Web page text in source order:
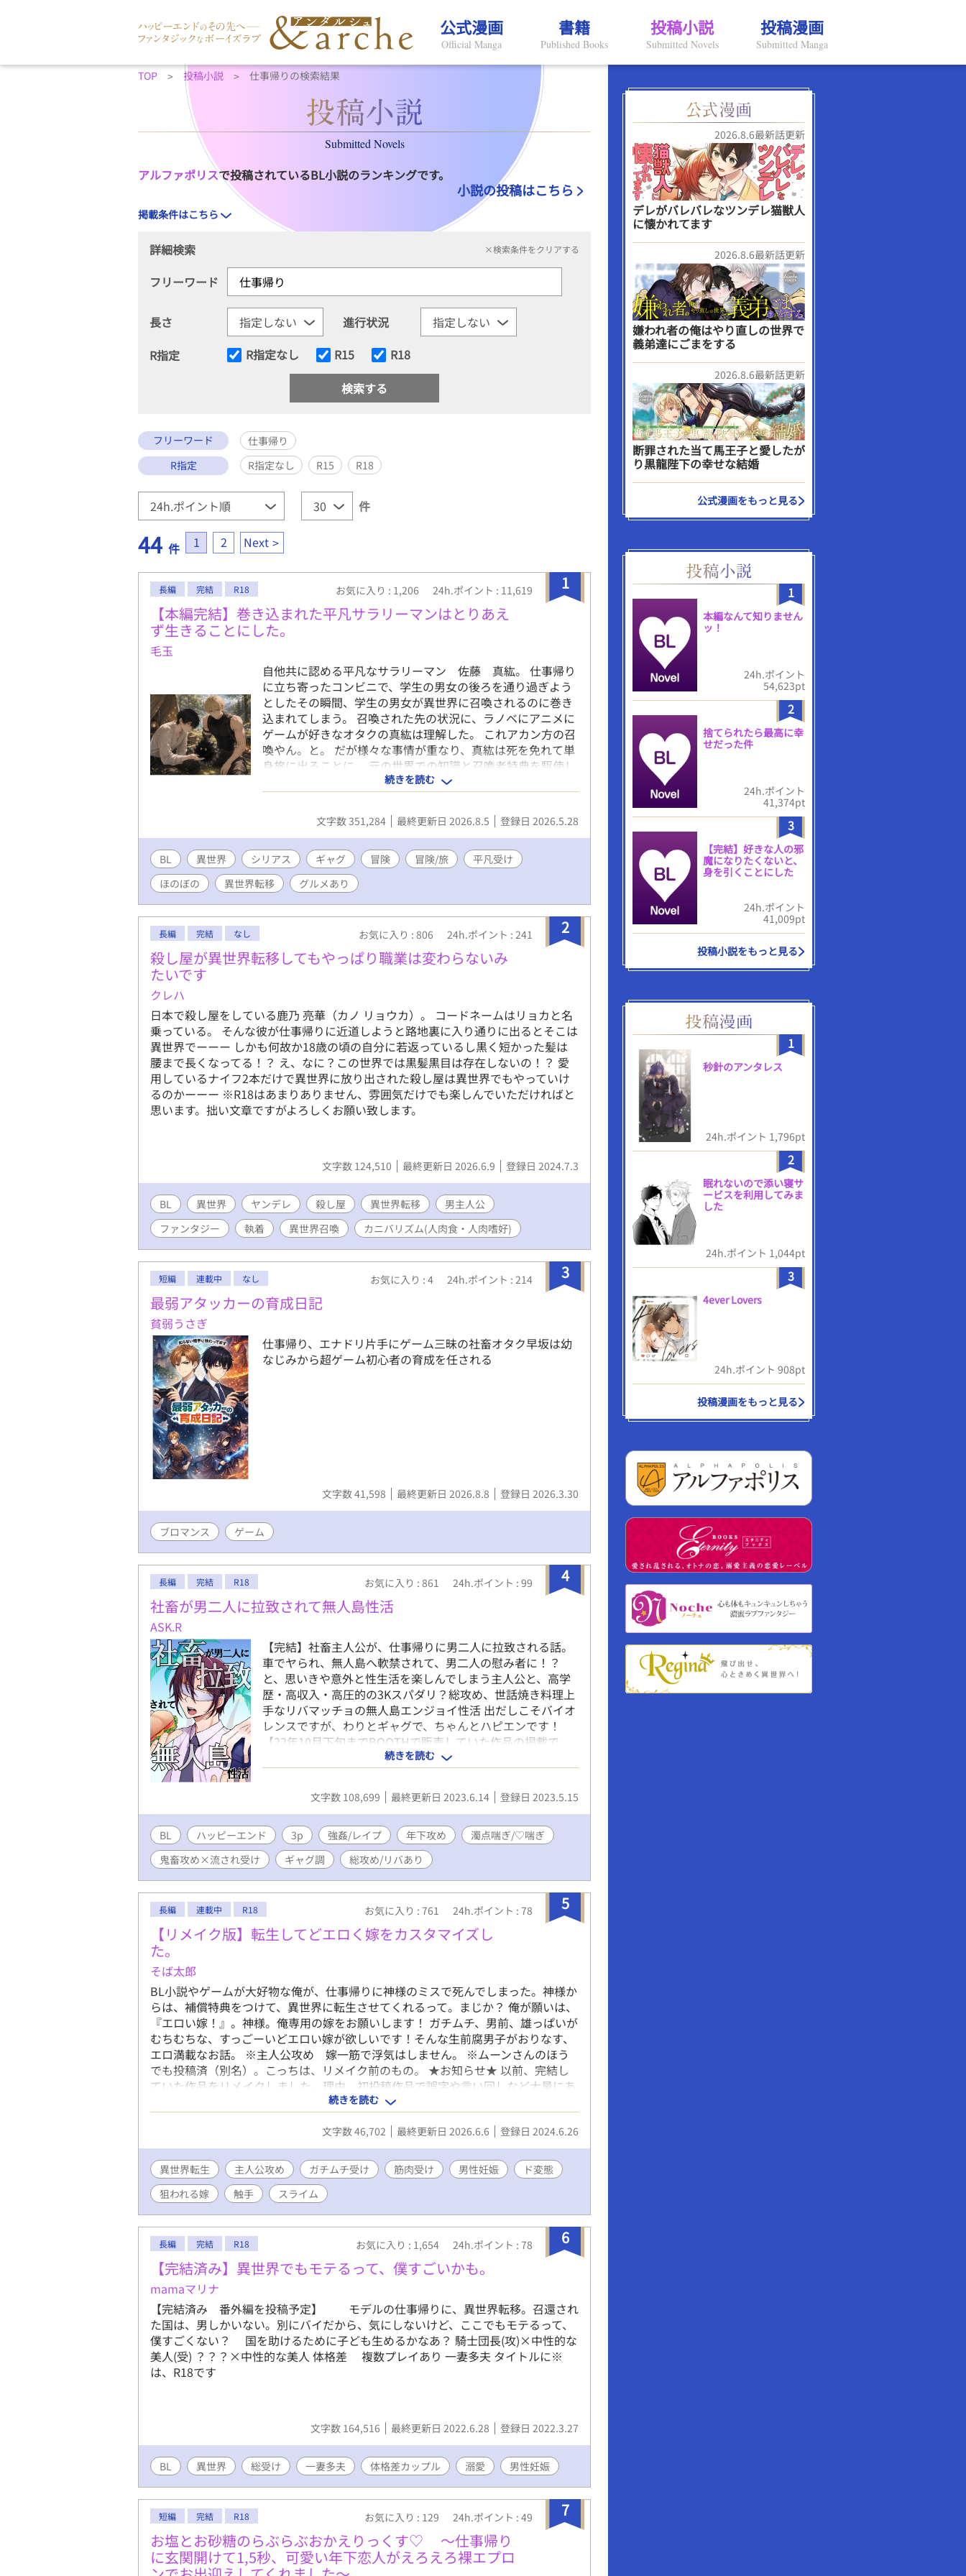
公式漫画
Official Manga
書籍
Published Books
投稿小説
Submitted Novels
投稿漫画
Submitted Manga
TOP 投稿小説 仕事帰りの検索結果
Submitted Novels
アルファポリスで投稿されているBL小説のランキングです。
小説の投稿はこちら
掲載条件はこちら
詳細検索 ×検索条件をクリアする
フリーワード
長さ
進行状況
R指定
R指定なし R15 R18
フリーワード
仕事帰り
R指定
R指定なし R15 R18
件
44 件 1 2 Next
1
長編 完結 R18 お気に入り : 1,206 24h.ポイント : 11,619
【本編完結】巻き込まれた平凡サラリーマンはとりあえ
ず生きることにした。
毛玉
自他共に認める平凡なサラリーマン 佐藤 真紘。 仕事帰り
に立ち寄ったコンビニで、学生の男女の後ろを通り過ぎよう
としたその瞬間、学生の男女が異世界に召喚されるのに巻き
込まれてしまう。 召喚された先の状況に、ラノベにアニメに
ゲームが好きなオタクの真紘は理解した。 これアカン方の召
喚やん。と。 だが様々な事情が重なり、真紘は死を免れて単
身旅に出ることに。 元の世界での知識と召喚者特典を駆使し
て旅をする真紘。 そこに護衛としてイケメン騎士謙冒険者の
ロイドが付けられてしまい、仕方なく国境まで護衛として同
行することになるが？ 年下イケメン冒険者（騎士）×年上鈍
感平凡男性 どちらもノンケです。でもBLです。 冒険や人との
くなりますが、二人の心の機微を書くのが楽しくてジレジレ
になりそうですが、それでも良ければのんびりお付き合い頂
けましたら幸いです。 R18要素は入れる予定ですが、進行上
めっちゃ先になります。題名に※ついたらR18です。 R15程度
は予告なく入れますので、ご了承下さい。 誤字脱字等ありま
したら、優しく御報告頂けますと助かります。 良ければコメ
ント頂けますと嬉しいです。 因みに表紙は、イメージを固め
るためにAIに作ってもらったものです。 ムーンライトノベル
続きを読む
文字数 351,284 最終更新日 2026.8.5 登録日 2026.5.28
BL 異世界 シリアス ギャグ 冒険 冒険/旅
平凡受け
ほのぼの
異世界転移 グルメあり
2
長編 完結 なし お気に入り : 806 24h.ポイント : 241
殺し屋が異世界転移してもやっぱり職業は変わらないみ
たいです
クレハ
日本で殺し屋をしている鹿乃 亮華（カノ リョウカ）。 コードネームはリョカと名
乗っている。 そんな彼が仕事帰りに近道しようと路地裏に入り通りに出るとそこは
異世界でーーー しかも何故か18歳の頃の自分に若返っているし黒く短かった髪は
腰まで長くなってる！？ え、なに？この世界では黒髪黒目は存在しないの！？ 愛
用しているナイフ2本だけで異世界に放り出された殺し屋は異世界でもやっていけ
るのかーーー ※R18はあまりありません、雰囲気だけでも楽しんでいただければと
思います。拙い文章ですがよろしくお願い致します。
文字数 124,510 最終更新日 2026.6.9 登録日 2024.7.3
BL 異世界 ヤンデレ 殺し屋 異世界転移
男主人公
ファンタジー
執着 異世界召喚 カニバリズム(人肉食・人肉嗜好)
3
短編 連載中 なし お気に入り : 4 24h.ポイント : 214
最弱アタッカーの育成日記
貧弱うさぎ
仕事帰り、エナドリ片手にゲーム三昧の社畜オタク早坂は幼
なじみから超ゲーム初心者の育成を任される
文字数 41,598 最終更新日 2026.8.8 登録日 2026.3.30
ブロマンス ゲーム
4
長編 完結 R18 お気に入り : 861 24h.ポイント : 99
社畜が男二人に拉致されて無人島性活
ASK.R
【完結】社畜主人公が、仕事帰りに男二人に拉致される話。
車でヤられ、無人島へ軟禁されて、男二人の慰み者に！？
と、思いきや意外と性生活を楽しんでしまう主人公と、高学
歴・高収入・高圧的の3Kスパダリ？総攻め、世話焼き料理上
手なリバマッチョの無人島エンジョイ性活 出だしこそバイオ
レンスですが、わりとギャグで、ちゃんとハピエンです！
【22年10月下旬までBOOTHで販売していた作品の掲載で
す、販売時から一部改稿しております】 ---------- 特殊性癖作
品なので、下記に地雷がある方は、閲覧をご遠慮ください。
犯罪行為・拉致・監禁・拘束・暴力・強姦・薬物投与・キメ
セク・濁音喘ぎ・♡喘ぎ・ストーカー・輪姦・3P・攻めフェ
バ・スパンキング・パイパン・青姦・年の差・ショタおに・
溺愛・甘々セックス・中出し ※スケベシーンは激しめ＆下品
です、数珠繋ぎ・2本挿しあります この作品はPixiv、ムーン
ライトノベルズ、fujossy、BLoveにも掲載しております。
続きを読む
文字数 108,699 最終更新日 2023.6.14 登録日 2023.5.15
BL ハッピーエンド 3p 強姦/レイプ 年下攻め
濁点喘ぎ/♡喘ぎ
鬼畜攻め×流され受け
ギャグ調 総攻め/リバあり
5
長編 連載中 R18 お気に入り : 761 24h.ポイント : 78
【リメイク版】転生してどエロく嫁をカスタマイズし
た。
そば太郎
BL小説やゲームが大好物な俺が、仕事帰りに神様のミスで死んでしまった。神様か
らは、補償特典をつけて、異世界に転生させてくれるって。まじか？ 俺が願いは、
『エロい嫁！』。神様。俺専用の嫁をお願いします！ ガチムチ、男前、雄っぱいが
むちむちな、すっごーいどエロい嫁が欲しいです！そんな生前腐男子がおりなす、
エロ満載なお話。 ※主人公攻め 嫁一筋で浮気はしません。 ※ムーンさんのほう
でも投稿済（別名）。こっちは、リメイク前のもの。 ★お知らせ★ 以前、完結し
ていた作品をリメイクしました。理由、初投稿作品で誤字や言い回しなど大量にあ
ったため。読みにくくて大変申し訳ありませんでした。それなのに、お気に入り登
録があんなにも……！ 感謝しかありません。元々文章能力がないため、どこまでマ
シになったか分かりませぬが、肉付けしたり、新たにエッチを書き加えたりしてい
るので、読み直して貰えたら嬉しいです。
続きを読む
文字数 46,702 最終更新日 2026.6.6 登録日 2024.6.26
異世界転生 主人公攻め ガチムチ受け 筋肉受け 男性妊娠
ド変態
狙われる嫁
触手 スライム
6
長編 完結 R18 お気に入り : 1,654 24h.ポイント : 78
【完結済み】異世界でもモテるって、僕すごいかも。
mamaマリナ
【完結済み 番外編を投稿予定】 モデルの仕事帰りに、異世界転移。召還され
た国は、男しかいない。別にバイだから、気にしないけど、ここでもモテるって、
僕すごくない？ 国を助けるために子ども生めるかなあ？ 騎士団長(攻)×中性的な
美人(受) ？？？×中性的な美人 体格差 複数プレイあり 一妻多夫 タイトルに※
は、R18です
文字数 164,516 最終更新日 2022.6.28 登録日 2022.3.27
BL 異世界 総受け 一妻多夫 体格差カップル 溺愛 男性妊娠
7
短編 完結 R18 お気に入り : 129 24h.ポイント : 49
お塩とお砂糖のらぶらぶおかえりっくす♡ ～仕事帰り
に玄関開けて1,5秒、可愛い年下恋人がえろえろ裸エプロ
2026.8.6最新話更新
デレがバレバレなツンデレ猫獣人
に懐かれてます
2026.8.6最新話更新
嫌われ者の俺はやり直しの世界で
義弟達にごまをする
2026.8.6最新話更新
断罪された当て馬王子と愛したが
り黒龍陛下の幸せな結婚
公式漫画をもっと見る
1
本編なんて知りません
ッ！
24h.ポイント
54,623pt
2
捨てられたら最高に幸
せだった件
24h.ポイント
41,374pt
3
【完結】好きな人の邪
魔になりたくないと、
身を引くことにした
24h.ポイント
41,009pt
投稿小説をもっと見る
1
秒針のアンタレス
24h.ポイント 1,796pt
2
眠れないので添い寝サ
ービスを利用してみま
した
24h.ポイント 1,044pt
3
4ever Lovers
24h.ポイント 908pt
投稿漫画をもっと見る